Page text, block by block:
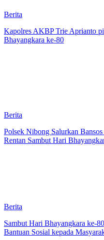
Berita
Kapolres AKBP Trie Aprianto
Bhayangkara ke-80
Berita
Polsek Nibong Salurkan
Rentan Sambut Hari
Berita
Sambut Hari Bhayangkara ke-
Bantuan Sosial kepada